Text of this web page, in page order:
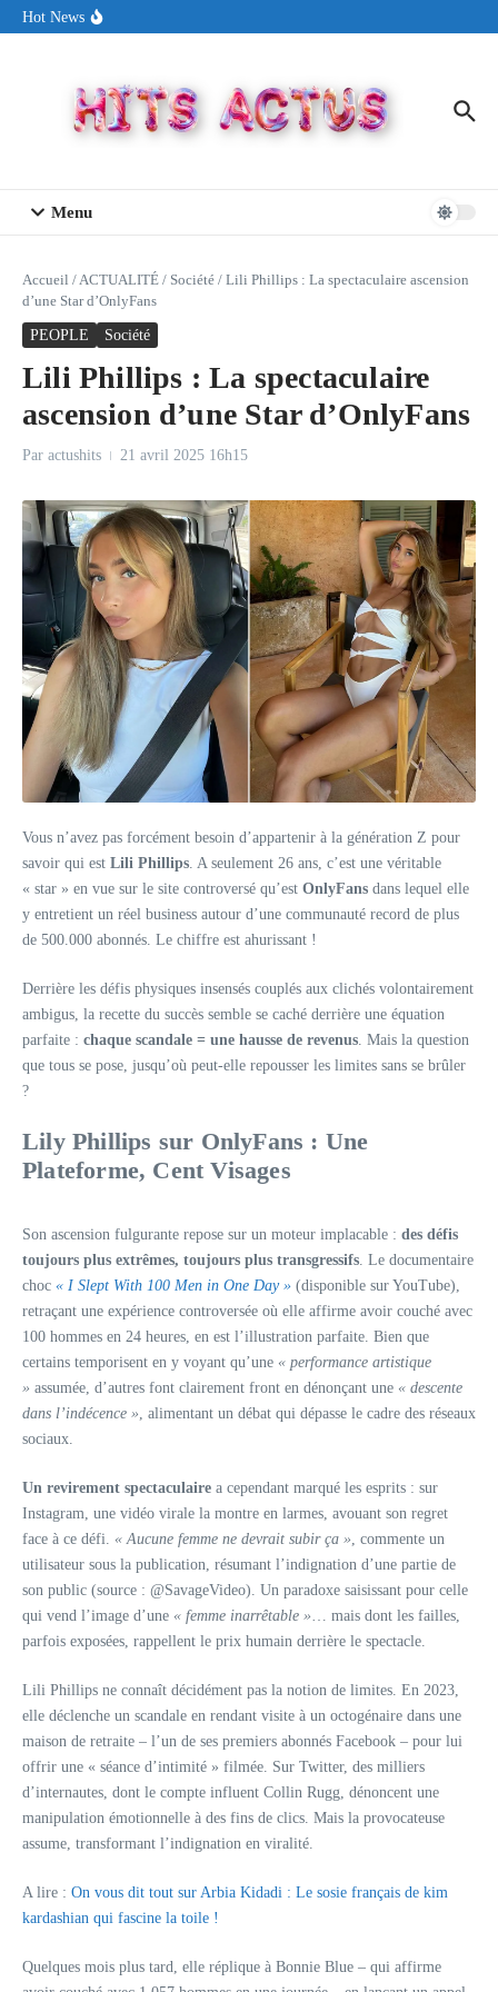
Aller au contenu
Hot News
« New Day »
Menu
Accueil /ACTUALITÉ / Société / Lili Phillips : La spectaculaire ascension
d’une Star d’OnlyFans
PEOPLE Société
Lili Phillips : La spectaculaire
ascension d’une Star d’OnlyFans
Par actushits 21 avril 2025 16h15
Vous n’avez pas forcément besoin d’appartenir à la génération Z pour
savoir qui est Lili Phillips. A seulement 26 ans, c’est une véritable
« star » en vue sur le site controversé qu’est OnlyFans dans lequel elle
y entretient un réel business autour d’une communauté record de plus
de 500.000 abonnés. Le chiffre est ahurissant !
Derrière les défis physiques insensés couplés aux clichés volontairement
ambigus, la recette du succès semble se caché derrière une équation
parfaite : chaque scandale = une hausse de revenus. Mais la question
que tous se pose, jusqu’où peut-elle repousser les limites sans se brûler
?
Lily Phillips sur OnlyFans : Une
Plateforme, Cent Visages
Son ascension fulgurante repose sur un moteur implacable : des défis
toujours plus extrêmes, toujours plus transgressifs. Le documentaire
choc « I Slept With 100 Men in One Day » (disponible sur YouTube),
retraçant une expérience controversée où elle affirme avoir couché avec
100 hommes en 24 heures, en est l’illustration parfaite. Bien que
certains temporisent en y voyant qu’une « performance artistique
» assumée, d’autres font clairement front en dénonçant une « descente
dans l’indécence », alimentant un débat qui dépasse le cadre des réseaux
sociaux.
Un revirement spectaculaire a cependant marqué les esprits : sur
Instagram, une vidéo virale la montre en larmes, avouant son regret
face à ce défi. « Aucune femme ne devrait subir ça », commente un
utilisateur sous la publication, résumant l’indignation d’une partie de
son public (source : @SavageVideo). Un paradoxe saisissant pour celle
qui vend l’image d’une « femme inarrêtable »… mais dont les failles,
parfois exposées, rappellent le prix humain derrière le spectacle.
Lili Phillips ne connaît décidément pas la notion de limites. En 2023,
elle déclenche un scandale en rendant visite à un octogénaire dans une
maison de retraite – l’un de ses premiers abonnés Facebook – pour lui
offrir une « séance d’intimité » filmée. Sur Twitter, des milliers
d’internautes, dont le compte influent Collin Rugg, dénoncent une
manipulation émotionnelle à des fins de clics. Mais la provocateuse
assume, transformant l’indignation en viralité.
A lire : On vous dit tout sur Arbia Kidadi : Le sosie français de kim
kardashian qui fascine la toile !
Quelques mois plus tard, elle réplique à Bonnie Blue – qui affirme